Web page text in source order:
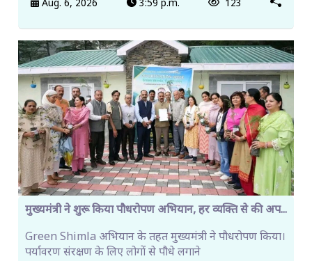
Aug. 6, 2026 3:59 p.m. 123
मुख्यमंत्री ने शुरू किया पौधरोपण अभियान, हर व्यक्ति से की अप...
Green Shimla अभियान के तहत मुख्यमंत्री ने पौधरोपण किया।
पर्यावरण संरक्षण के लिए लोगों से पौधे लगाने